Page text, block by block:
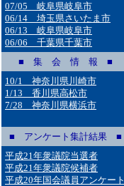
07/05 岐阜県岐阜市
06/14 埼玉県さいたま市
06/13 岐阜県岐阜市
06/06 千葉県千葉市
■ 集 会 情 報 ■
10/1 神奈川県川崎市
1/13 香川県高松市
7/28 神奈川県横浜市
■ アンケート集計結果 ■
平成21年衆議院当選者
平成21年衆議院候補者
平成20年国会議員アンケート